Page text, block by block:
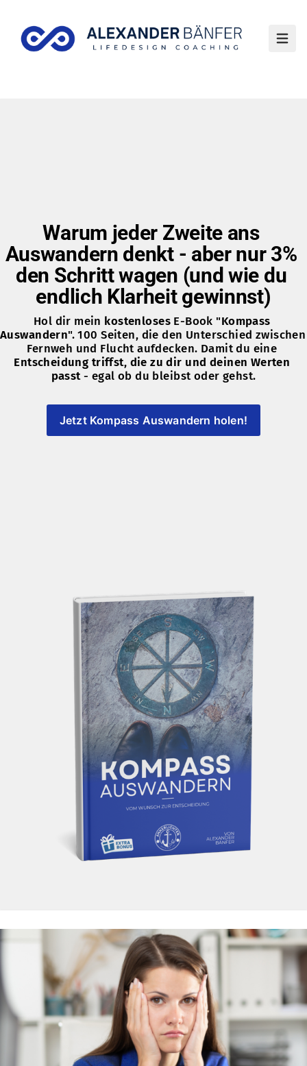
Warum jeder Zweite ans
Auswandern denkt - aber nur 3%
den Schritt wagen (und wie du
endlich Klarheit gewinnst)
Hol dir mein kostenloses E-Book "Kompass
Auswandern". 100 Seiten, die den Unterschied zwischen
Entscheidung triffst, die zu dir und deinen Werten
passt - egal ob du bleibst oder gehst.
Jetzt Kompass Auswandern holen!